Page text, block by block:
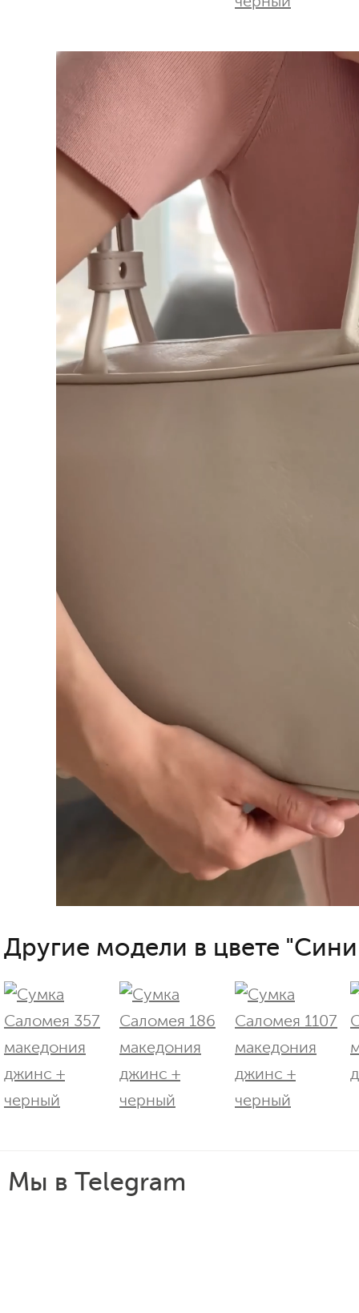
Другие модели в цвете
Мы в Telegram